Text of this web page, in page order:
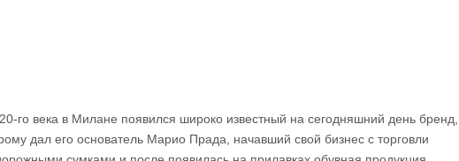
го века в Милане появился широко известный на сегодняшний день бренд,
дал его основатель Марио Прада, начавший свой бизнес с торговли